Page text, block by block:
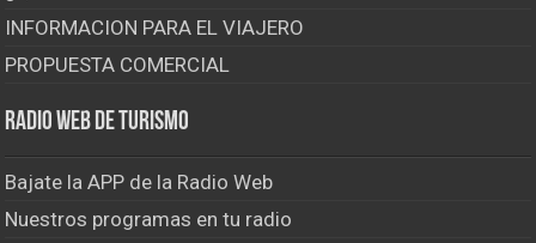
INFORMACION PARA EL VIAJERO
PROPUESTA COMERCIAL
Radio Web de Turismo
Bajate la APP de la Radio Web
Nuestros programas en tu radio